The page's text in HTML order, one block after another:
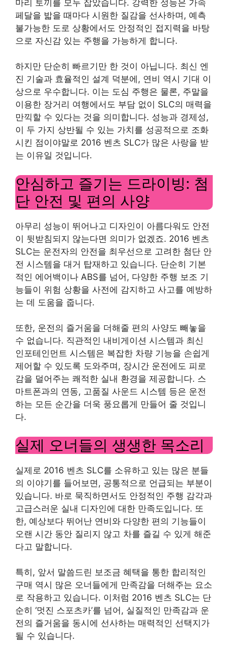
마리 토끼를 모두 잡았습니다. 강력한 성능은 가속
페달을 밟을 때마다 시원한 질감을 선사하며, 예측
불가능한 도로 상황에서도 안정적인 접지력을 바탕
으로 자신감 있는 주행을 가능하게 합니다.
하지만 단순히 빠르기만 한 것이 아닙니다. 최신 엔
진 기술과 효율적인 설계 덕분에, 연비 역시 기대 이
상으로 우수합니다. 이는 도심 주행은 물론, 주말을
이용한 장거리 여행에서도 부담 없이 SLC의 매력을
만끽할 수 있다는 것을 의미합니다. 성능과 경제성,
이 두 가지 상반될 수 있는 가치를 성공적으로 조화
시킨 점이야말로 2016 벤츠 SLC가 많은 사랑을 받
는 이유일 것입니다.
안심하고 즐기는 드라이빙: 첨
단 안전 및 편의 사양
아무리 성능이 뛰어나고 디자인이 아름다워도 안전
이 뒷받침되지 않는다면 의미가 없겠죠. 2016 벤츠
SLC는 운전자의 안전을 최우선으로 고려한 첨단 안
전 시스템을 대거 탑재하고 있습니다. 단순히 기본
적인 에어백이나 ABS를 넘어, 다양한 주행 보조 기
능들이 위험 상황을 사전에 감지하고 사고를 예방하
는 데 도움을 줍니다.
또한, 운전의 즐거움을 더해줄 편의 사양도 빼놓을
수 없습니다. 직관적인 내비게이션 시스템과 최신
인포테인먼트 시스템은 복잡한 차량 기능을 손쉽게
제어할 수 있도록 도와주며, 장시간 운전에도 피로
감을 덜어주는 쾌적한 실내 환경을 제공합니다. 스
마트폰과의 연동, 고품질 사운드 시스템 등은 운전
하는 모든 순간을 더욱 풍요롭게 만들어 줄 것입니
다.
실제 오너들의 생생한 목소리
실제로 2016 벤츠 SLC를 소유하고 있는 많은 분들
의 이야기를 들어보면, 공통적으로 언급되는 부분이
있습니다. 바로 묵직하면서도 안정적인 주행 감각과
고급스러운 실내 디자인에 대한 만족도입니다. 또
한, 예상보다 뛰어난 연비와 다양한 편의 기능들이
오랜 시간 동안 질리지 않고 차를 즐길 수 있게 해준
다고 말합니다.
특히, 앞서 말씀드린 보조금 혜택을 통한 합리적인
구매 역시 많은 오너들에게 만족감을 더해주는 요소
로 작용하고 있습니다. 이처럼 2016 벤츠 SLC는 단
순히 ‘멋진 스포츠카’를 넘어, 실질적인 만족감과 운
전의 즐거움을 동시에 선사하는 매력적인 선택지가
될 수 있습니다.